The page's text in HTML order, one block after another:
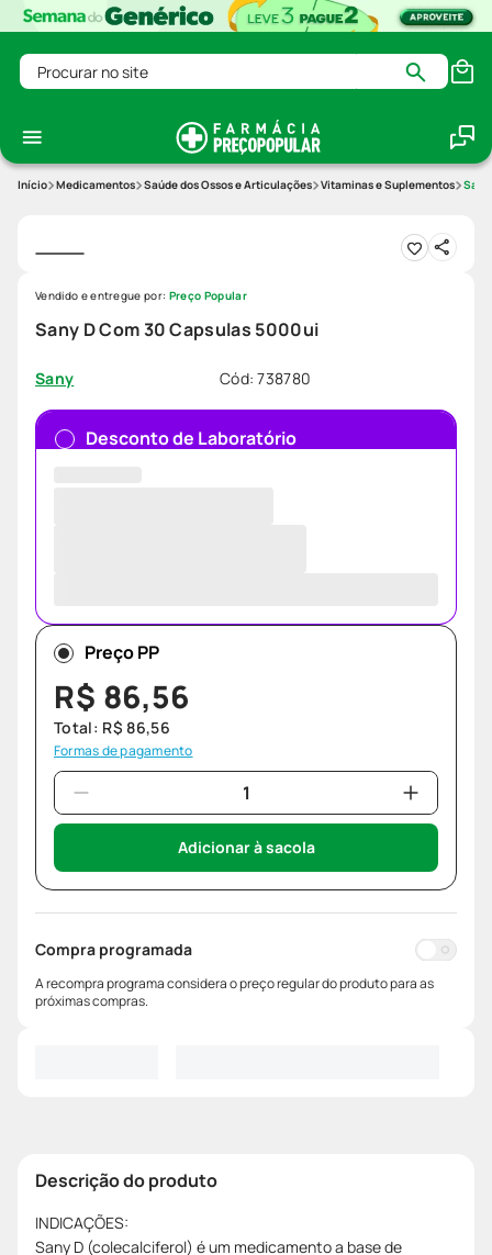
Procurar no site
Medicamentos Saúde dos Ossos e Articulações Vitaminas e Suplementos
Sany D Com 30 Capsulas 5000ui
Sany Cód:738780
Vendido e entregue por: Preço Popular
Desconto de Laboratório
Preço PP
R$ 86,56
Total: R$ 86,56
Formas de pagamento
Adicionar à sacola
Compra programada
A recompra programa considera o preço regular do produto para as
próximas compras.
Descrição do produto
INDICAÇÕES:
Sany D (colecalciferol) é um medicamento a base de